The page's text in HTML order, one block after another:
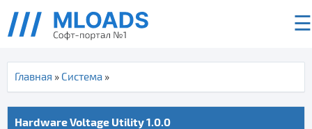
☰
Главная » Система »
Hardware Voltage Utility 1.0.0